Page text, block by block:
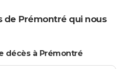
de Prémontré qui nous
décès à Prémontré